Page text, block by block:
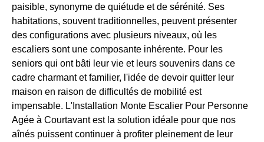
paisible, synonyme de quiétude et de sérénité. Ses
habitations, souvent traditionnelles, peuvent présenter
des configurations avec plusieurs niveaux, où les
escaliers sont une composante inhérente. Pour les
seniors qui ont bâti leur vie et leurs souvenirs dans ce
cadre charmant et familier, l'idée de devoir quitter leur
maison en raison de difficultés de mobilité est
impensable. L'Installation Monte Escalier Pour Personne
Agée à Courtavant est la solution idéale pour que nos
aînés puissent continuer à profiter pleinement de leur